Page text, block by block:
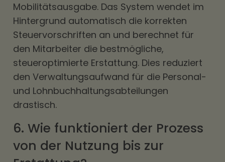
Mobilitätsausgabe. Das System wendet im
Hintergrund automatisch die korrekten
Steuervorschriften an und berechnet für
den Mitarbeiter die bestmögliche,
steueroptimierte Erstattung. Dies reduziert
den Verwaltungsaufwand für die Personal-
und Lohnbuchhaltungsabteilungen
drastisch.
6. Wie funktioniert der Prozess
von der Nutzung bis zur